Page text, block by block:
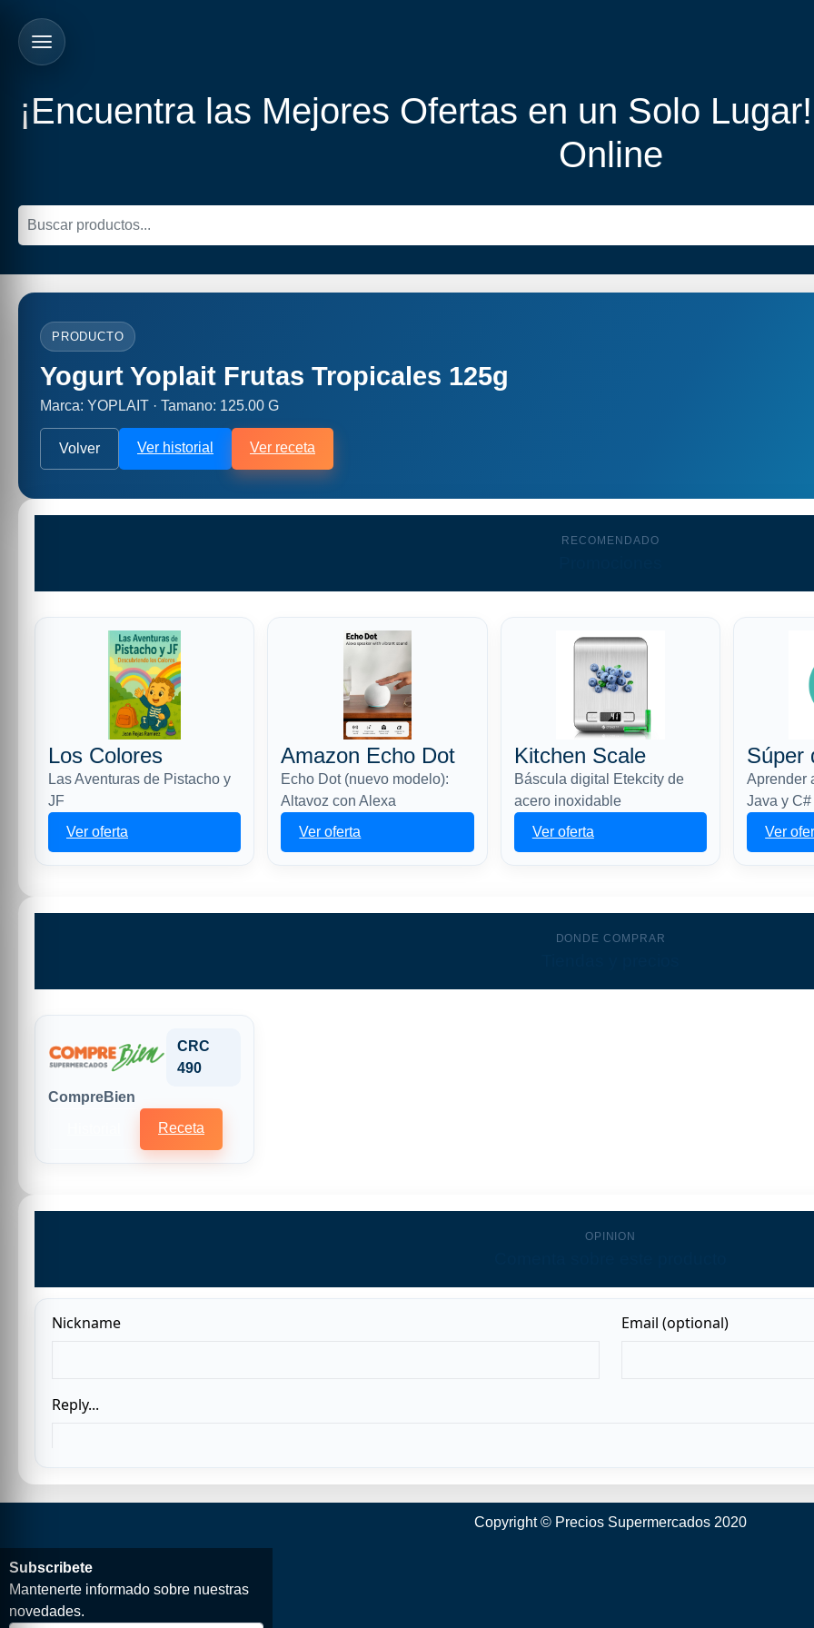
¡Encuentra las Mejores Ofertas en un Solo
Online
PRODUCTO
Yogurt Yoplait Frutas Tropicales 125g
Marca: YOPLAIT · Tamano: 125.00 G
Volver Ver historial Ver receta
RECOMENDADO
Los Colores
Las Aventuras de Pistacho y
JF
Ver oferta
Amazon Echo Dot
Echo Dot (nuevo modelo):
Altavoz con Alexa
Ver oferta
Kitchen Scale
Báscula digital Etekcity de
acero inoxidable
Ver oferta
Súper
Aprender
Java y C#
Ver
DONDE COMPRAR
CRC
490
CompreBien
Receta
OPINION
Copyright © Precios Supermercados 2020
Subscribete
Mantenerte informado sobre nuestras
novedades.